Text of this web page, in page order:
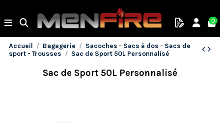
0
Accueil Bagagerie
Sacoches - Sacs à dos - Sacs de
sport - Trousses
Sac de Sport 50L Personnalisé
Sac de Sport 50L Personnalisé